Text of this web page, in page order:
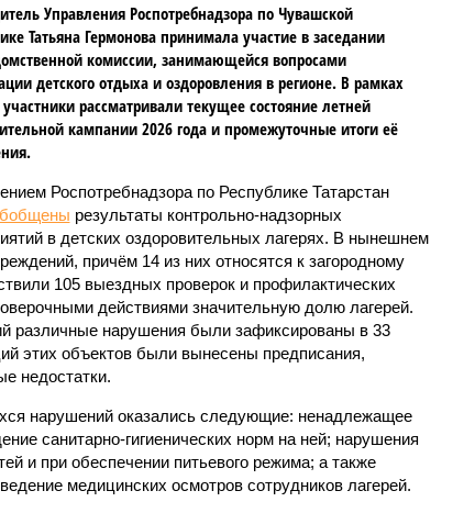
Управления Роспотребнадзора по Чувашской
Татьяна Гермонова принимала участие в заседании
комиссии, занимающейся вопросами
детского отдыха и оздоровления в регионе. В рамках
рассматривали текущее состояние летней
кампании 2026 года и промежуточные итоги её
Роспотребнадзора по Республике Татарстан
результаты контрольно-надзорных
в детских оздоровительных лагерях. В нынешнем
причём 14 из них относятся к загородному
105 выездных проверок и профилактических
действиями значительную долю лагерей.
различные нарушения были зафиксированы в 33
этих объектов были вынесены предписания,
недостатки.
нарушений оказались следующие: ненадлежащее
санитарно-гигиенических норм на ней; нарушения
и при обеспечении питьевого режима; а также
медицинских осмотров сотрудников лагерей.